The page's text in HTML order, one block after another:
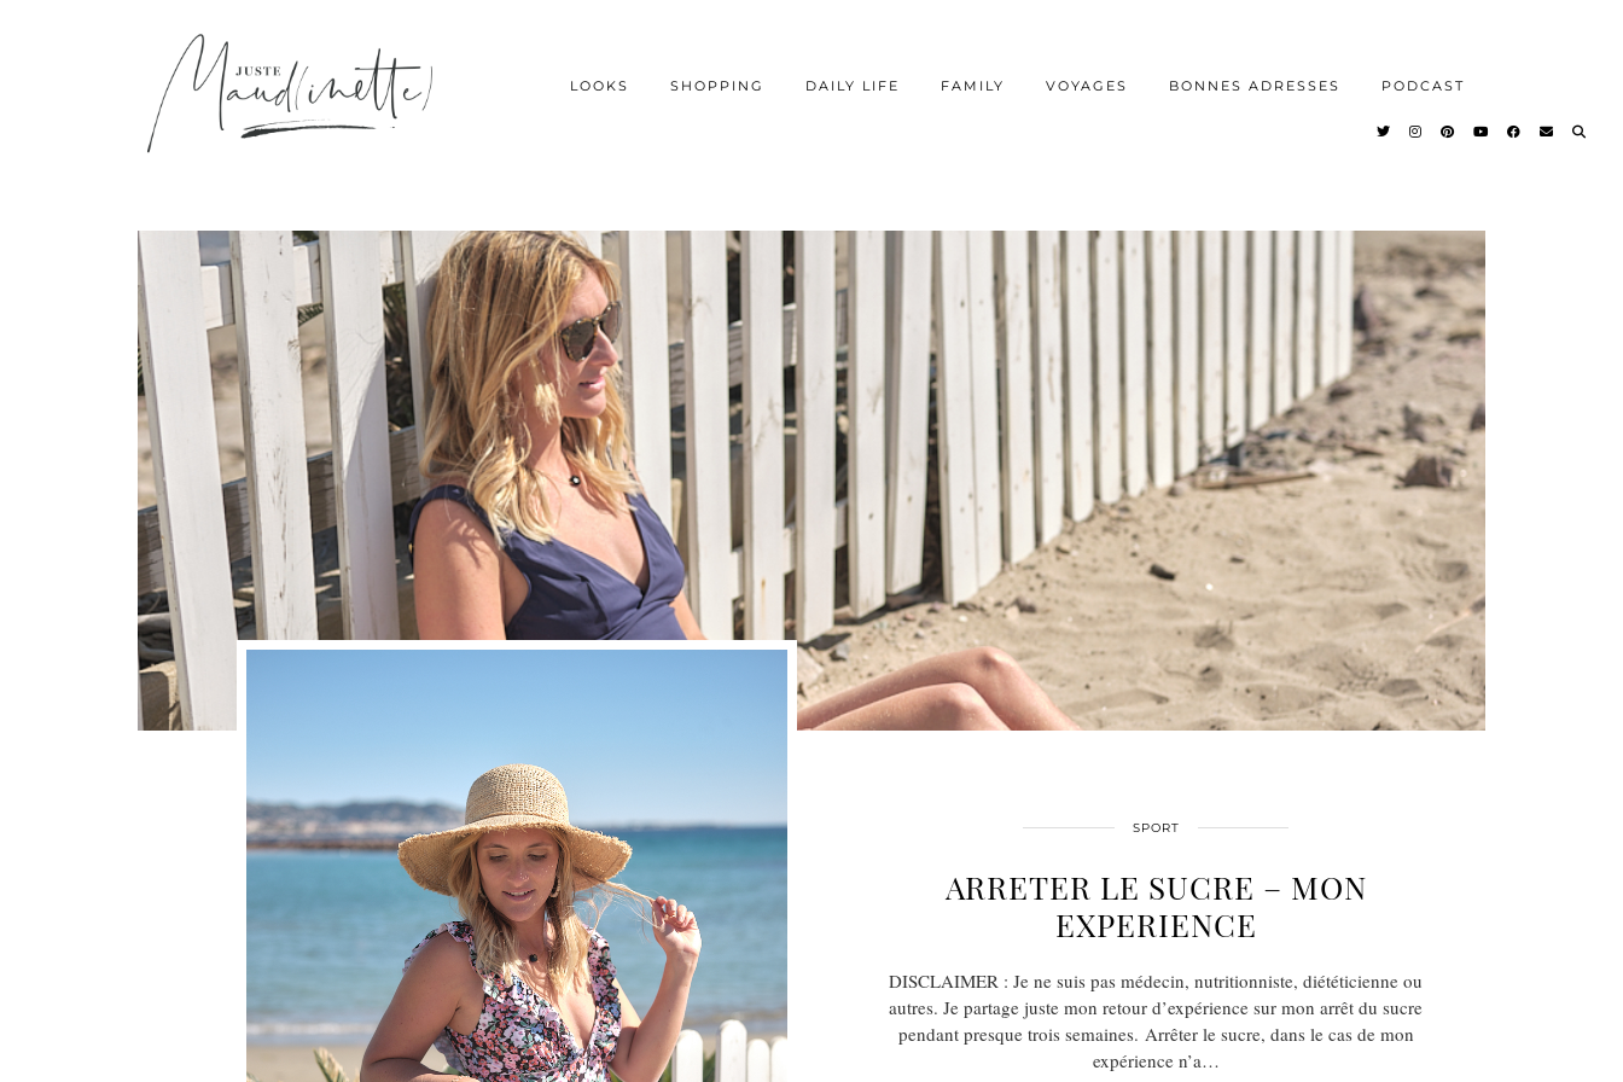
LOOKS SHOPPING DAILY LIFE FAMILY VOYAGES BONNES ADRESSES PODCAST
SPORT
ARRETER LE SUCRE – MON
EXPERIENCE
DISCLAIMER : Je ne suis pas médecin, nutritionniste, diététicienne ou
autres. Je partage juste mon retour d’expérience sur mon arrêt du sucre
pendant presque trois semaines. Arrêter le sucre, dans le cas de mon
expérience n’a…